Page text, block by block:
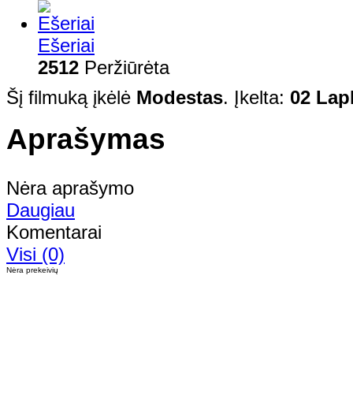
Ešeriai
2512 Peržiūrėta
Šį filmuką įkėlė Modestas. Įkelta: 02
Aprašymas
Nėra aprašymo
Daugiau
Komentarai
Visi (0)
Nėra prekeivių